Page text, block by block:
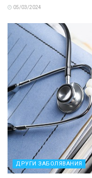
05/03/2024
ДРУГИ ЗАБОЛЯВАНИЯ